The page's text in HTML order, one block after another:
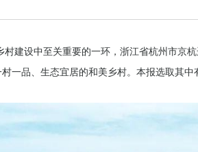
村建设中至关重要的一环，浙江省杭州市京
村一品、生态宜居的和美乡村。本报选取其中